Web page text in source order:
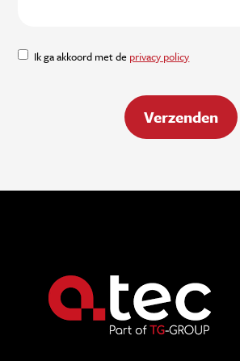
Ik ga akkoord met de privacy policy